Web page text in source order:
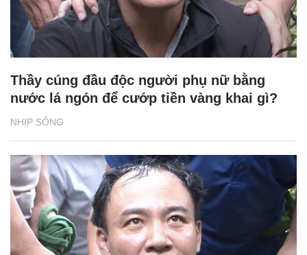
NHỊP SỐNG
Thầy cúng đầu độc người phụ nữ bằng
nước lá ngón để cướp tiền vàng khai gì?